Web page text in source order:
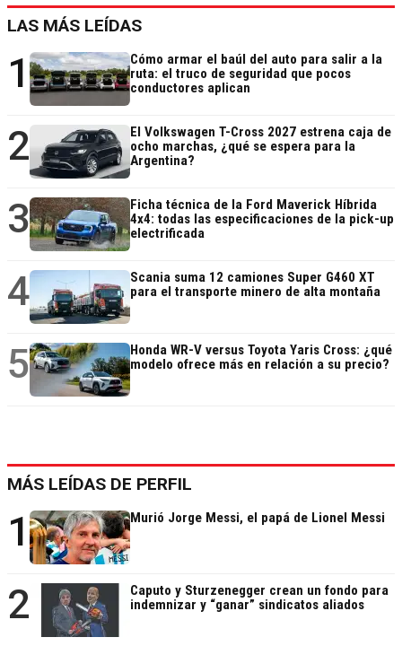
LAS MÁS LEÍDAS
1
Cómo armar el baúl del auto para salir a la
ruta: el truco de seguridad que pocos
conductores aplican
2
El Volkswagen T-Cross 2027 estrena caja de
ocho marchas, ¿qué se espera para la
Argentina?
3
Ficha técnica de la Ford Maverick Híbrida
4x4: todas las especificaciones de la pick-up
electrificada
4
Scania suma 12 camiones Super G460 XT
para el transporte minero de alta montaña
5
Honda WR-V versus Toyota Yaris Cross: ¿qué
modelo ofrece más en relación a su precio?
MÁS LEÍDAS DE PERFIL
1 Murió Jorge Messi, el papá de Lionel Messi
2
Caputo y Sturzenegger crean un fondo para
indemnizar y “ganar” sindicatos aliados